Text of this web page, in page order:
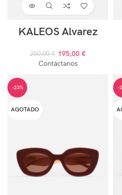
KALEOS Alvarez
250,00€ 195,00 €
Contáctanos
-23%
AGOTADO
-